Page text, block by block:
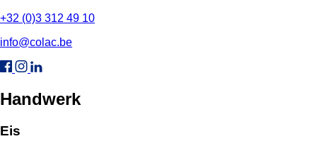
+32 (0)3 312 49 10
info@colac.be
Handwerk
Eis